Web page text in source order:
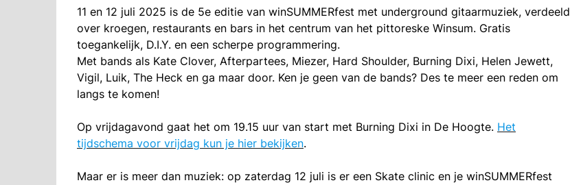
11 en 12 juli 2025 is de 5e editie van winSUMMERfest met underground gitaarmuziek, verdeeld
over kroegen, restaurants en bars in het centrum van het pittoreske Winsum. Gratis
toegankelijk, D.I.Y. en een scherpe programmering.
Met bands als Kate Clover, Afterpartees, Miezer, Hard Shoulder, Burning Dixi, Helen Jewett,
Vigil, Luik, The Heck en ga maar door. Ken je geen van de bands? Des te meer een reden om
langs te komen!
Op vrijdagavond gaat het om 19.15 uur van start met Burning Dixi in De Hoogte. Het
tijdschema voor vrijdag kun je hier bekijken.
Maar er is meer dan muziek: op zaterdag 12 juli is er een Skate clinic en je winSUMMERfest